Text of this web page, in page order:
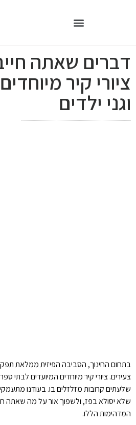
דברים שאתה
ציורי קיר
וגני ילדים
בתחום החינוך, הסביבה הפיזית ממלאת
צעירים. ציורי קיר מיוחדים המיועדים לבתי
שלעתים קרובות מזלזלים בו. בעודנו
שלא יסולא בפז, ולשפוך אור על מה שאתה
המדהימות הללו.